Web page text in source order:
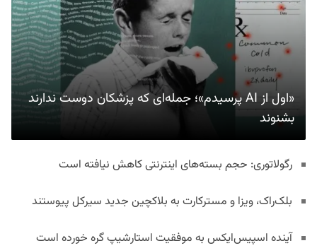
«اول از AI پرسیدم»؛ جمله‌ای که پزشکان دوست ندارند
بشنوند
رگولاتوری: حجم بسته‌های اینترنتی کاهش نیافته است
بلک‌راک، ویزا و مسترکارت به بلاکچین جدید سیرکل پیوستند
آینده اسپیس‌ایکس به موفقیت استارشیپ گره خورده است